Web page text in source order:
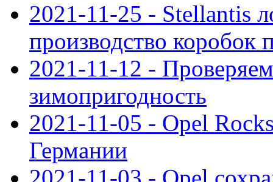
2021-11-25 - Stellantis
производство коробок
2021-11-12 -
зимопригодность
2021-11-05 - Opel
Германии